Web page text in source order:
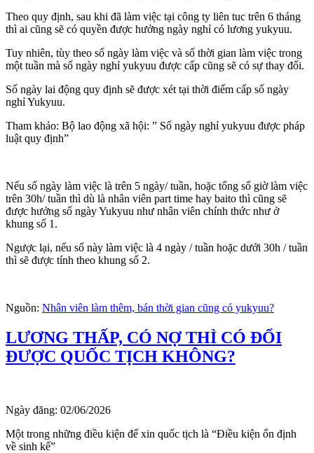
Theo quy định, sau khi đã làm việc tại công ty liên tuc trên 6 tháng
thì ai cũng sẽ có quyền được hưởng ngày nghỉ có lương yukyuu.
Tuy nhiên, tùy theo số ngày làm việc và số thời gian làm việc trong
một tuần mà số ngày nghỉ yukyuu được cấp cũng sẽ có sự thay đổi.
Số ngày lai động quy định sẽ được xét tại thời điểm cấp số ngày
nghỉ Yukyuu.
Tham khảo: Bộ lao động xã hội: ” Số ngày nghỉ yukyuu được pháp
luật quy định”
Nếu số ngày làm việc là trên 5 ngày/ tuần, hoặc tổng số giờ làm việc
trên 30h/ tuần thì dù là nhân viên part time hay baito thì cũng sẽ
được hưởng số ngày Yukyuu như nhân viên chính thức như ở
khung số 1.
Ngược lại, nếu số này làm việc là 4 ngày / tuần hoặc dưới 30h / tuần
thì sẽ được tính theo khung số 2.
Nguồn: Nhân viên làm thêm, bán thời gian cũng có yukyuu?
LƯƠNG THẤP, CÓ NỢ THÌ CÓ ĐỔI
ĐƯỢC QUỐC TỊCH KHÔNG?
Ngày đăng: 02/06/2026
Một trong những điều kiện để xin quốc tịch là “Điều kiện ổn định
về sinh kế”